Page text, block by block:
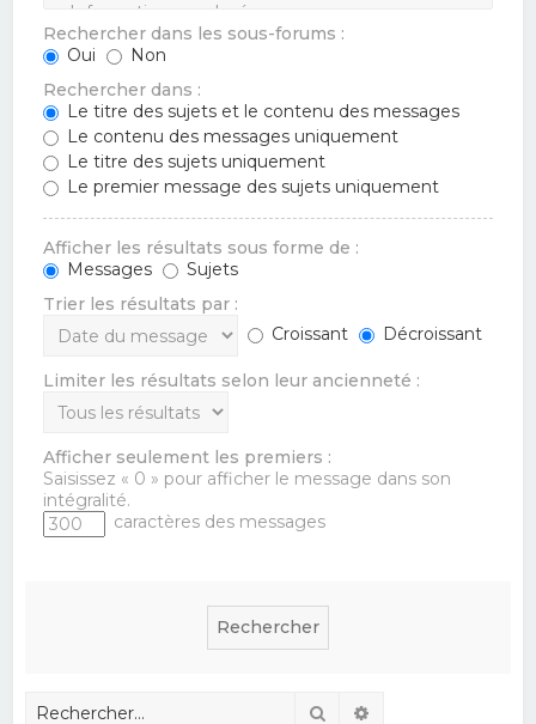
Rechercher dans les sous-forums :
Oui
Non
Rechercher dans :
Le titre des sujets et le contenu des messages
Le contenu des messages uniquement
Le titre des sujets uniquement
Le premier message des sujets uniquement
Afficher les résultats sous forme de :
Messages
Sujets
Trier les résultats par :
Croissant
Décroissant
Limiter les résultats selon leur ancienneté :
Afficher seulement les premiers :
Saisissez « 0 » pour afficher le message dans son
intégralité.
caractères des messages
Rechercher